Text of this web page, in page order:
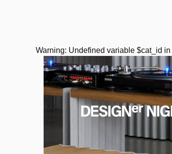
Warning: Undefined variable $cat_id in